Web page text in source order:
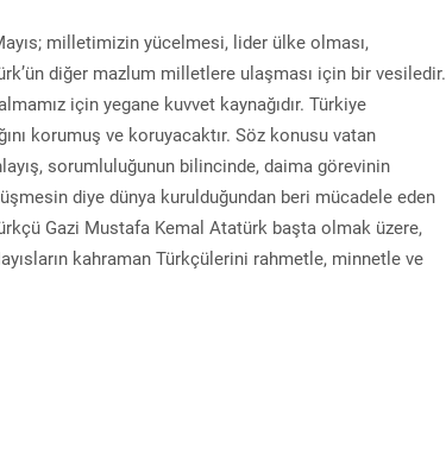
milletimizin yücelmesi, lider ülke olması,
diğer mazlum milletlere ulaşması için bir vesiledir.
için yegane kuvvet kaynağıdır. Türkiye
korumuş ve koruyacaktır. Söz konusu vatan
sorumluluğunun bilincinde, daima görevinin
diye dünya kurulduğundan beri mücadele eden
Gazi Mustafa Kemal Atatürk başta olmak üzere,
kahraman Türkçülerini rahmetle, minnetle ve